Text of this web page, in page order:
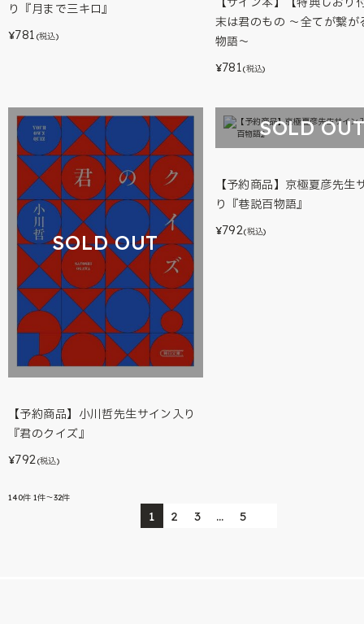
り『月まで三キロ』
¥781 (税込)
末は君のもの ～全てが繋が
物語～
¥781(税込)
SOLD OUT
【予約商品】小川哲先生サイン入り
『君のクイズ』
¥792(税込)
SOLD
【予約商品】京極夏彦先生
り『巷説百物語』
¥792(税込)
140件 1件～32件
1 2 3 … 5